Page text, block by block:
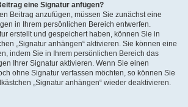
eine Signatur anfügen?
Beitrag anzufügen, müssen Sie zunächst eine
in Ihrem persönlichen Bereich entwerfen.
erstellt und gespeichert haben, können Sie in
„Signatur anhängen“ aktivieren. Sie können eine
indem Sie in Ihrem persönlichen Bereich das
Ihrer Signatur aktivieren. Wenn Sie einen
ohne Signatur verfassen möchten, so können Sie
„Signatur anhängen“ wieder deaktivieren.